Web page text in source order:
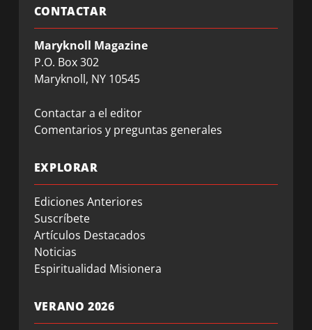
CONTACTAR
Maryknoll Magazine
P.O. Box 302
Maryknoll, NY 10545
Contactar a el editor
Comentarios y preguntas generales
EXPLORAR
Ediciones Anteriores
Suscríbete
Artículos Destacados
Noticias
Espiritualidad Misionera
VERANO 2026